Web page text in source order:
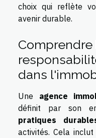
choix qui reflète
avenir durable.
Comprendre
dans
Une agence
définit par son
pratiques
activités. Cela